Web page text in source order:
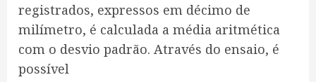
registrados, expressos em décimo de
milímetro, é calculada a média aritmética
com o desvio padrão. Através do ensaio, é
possível